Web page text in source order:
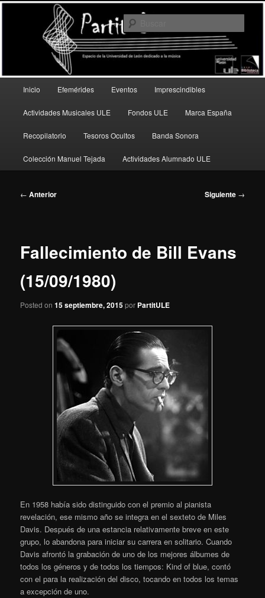
Ir
PartitULE
Espacio de la Universidad de León dedicado a la música
principal
Inicio Efemérides Eventos Imprescindibles
Actividades Musicales ULE Fondos ULE Marca España
Recopilatorio Tesoros Ocultos Banda Sonora
Colección Manuel Tejada Actividades Alumnado ULE
Navegación
← Anterior Siguiente →
Fallecimiento de Bill Evans
(15/09/1980)
Posted on15 septiembre, 2015por PartitULE
En 1958 había sido distinguido con el premio al pianista
revelación, ese mismo año se integra en el sexteto de Miles
Davis. Después de una estancia relativamente breve en este
grupo, lo abandona para iniciar su carrera en solitario. Cuando
Davis afrontó la grabación de uno de los mejores álbumes de
todos los géneros y de todos los tiempos: Kind of blue, contó
con el para la realización del disco, tocando en todos los temas
a excepción de uno.